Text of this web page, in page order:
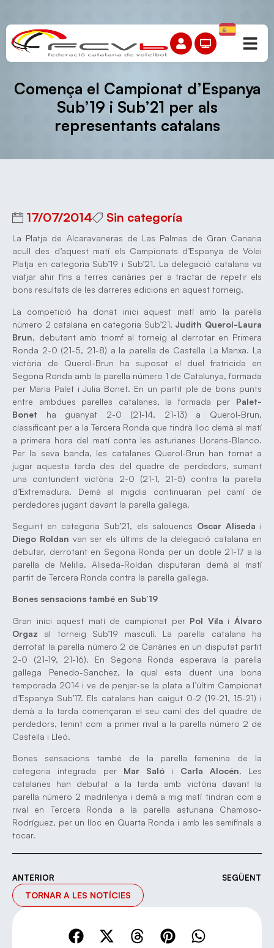
Comença el Campionat d’Espanya
Sub’19 i Sub’21 per als
representants catalans
17/07/2014 Sin categoría
La Platja de Alcaravaneras de Las Palmas de Gran Canaria
acull des d’aquest matí els Campionats d’Espanya de Vòlei
Platja en categoria Sub’19 i Sub’21. La delegació catalana va
viatjar ahir fins a terres canàries per a tractar de repetir els
bons resultats de les darreres edicions en aquest torneig.
La competició ha donat inici aquest matí amb la parella
número 2 catalana en categoria Sub’21, Judith Querol-Laura
Brun, debutant amb triomf al torneig al derrotar en Primera
Ronda 2-0 (21-5, 21-8) a la parella de Castella La Manxa. La
victòria de Querol-Brun ha suposat el duel fratricida en
Segona Ronda amb la parella número 1 de Catalunya, formada
per Maria Palet i Julia Bonet. En un partit ple de bons punts
entre ambdues parelles catalanes, la formada per Palet-
Bonet ha guanyat 2-0 (21-14, 21-13) a Querol-Brun,
classificant per a la Tercera Ronda que tindrà lloc demà al matí
a primera hora del matí conta les asturianes Llorens-Blanco.
Per la seva banda, les catalanes Querol-Brun han tornat a
jugar aquesta tarda des del quadre de perdedors, sumant
una contundent victòria 2-0 (21-1, 21-5) contra la parella
d’Extremadura. Demà al migdia continuaran pel camí de
perdedores jugant davant la parella gallega.
Seguint en categoria Sub’21, els salouencs Oscar Aliseda i
Diego Roldan van ser els últims de la delegació catalana en
debutar, derrotant en Segona Ronda per un doble 21-17 a la
parella de Melilla. Aliseda-Roldan disputaran demà al matí
partit de Tercera Ronda contra la parella gallega.
Bones sensacions també en Sub’19
Gran inici aquest matí de campionat per Pol Vila iÁlvaro
Orgaz al torneig Sub’19 masculí. La parella catalana ha
derrotat la parella número 2 de Canàries en un disputat partit
2-0 (21-19, 21-16). En Segona Ronda esperava la parella
gallega Penedo-Sanchez, la qual esta duent una bona
temporada 2014 i ve de penjar-se la plata a l’últim Campionat
d’Espanya Sub’17. Els catalans han caigut 0-2 (19-21, 15-21) i
demà a la tarda començaran el seu camí des del quadre de
perdedors, tenint com a primer rival a la parella número 2 de
Castella i Lleó.
Bones sensacions també de la parella femenina de la
categoria integrada per Mar Saló i Carla Alocén. Les
catalanes han debutat a la tarda amb victòria davant la
parella número 2 madrilenya i demà a mig matí tindran com a
rival en Tercera Ronda a la parella asturiana Chamoso-
Rodríguez, per un lloc en Quarta Ronda i amb les semifinals a
tocar.
ANTERIOR SEGÜENT
TORNAR A LES NOTÍCIES